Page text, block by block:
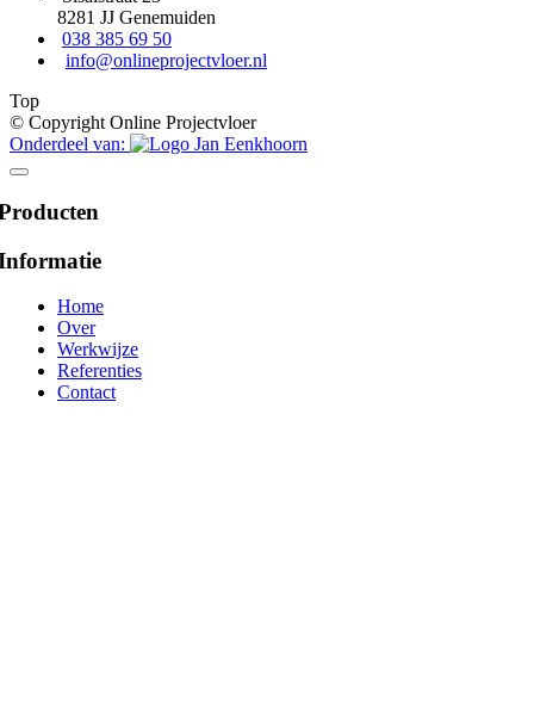
8281 JJ Genemuiden
038 385 69 50
info@onlineprojectvloer.nl
Top
© Copyright Online Projectvloer
Onderdeel van:
Home
Over
Werkwijze
Referenties
Contact